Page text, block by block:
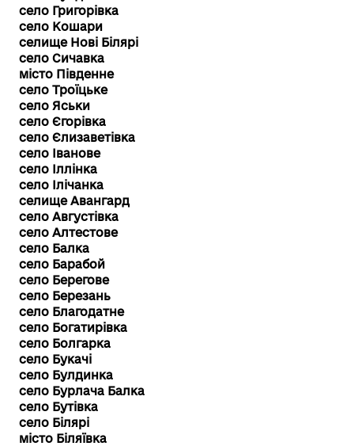
село Григорівка
село Кошари
селище Нові Білярі
село Сичавка
місто Південне
село Троїцьке
село Яськи
село Єгорівка
село Єлизаветівка
село Іванове
село Іллінка
село Ілічанка
селище Авангард
село Августівка
село Алтестове
село Балка
село Барабой
село Берегове
село Березань
село Благодатне
село Богатирівка
село Болгарка
село Букачі
село Булдинка
село Бурлача Балка
село Бутівка
село Білярі
місто Біляївка